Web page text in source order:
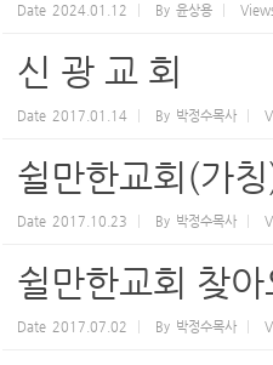
Date 2024.01.12 By 윤상용
신 광 교 회
Date 2017.01.14 By 박정수목사
쉴만한교회(가
Date 2017.10.23 By 박정수목사
쉴만한교회 찾
Date 2017.07.02 By 박정수목사